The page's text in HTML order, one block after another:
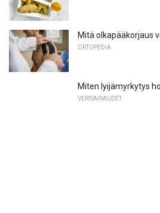
Mitä olkapääkorjaus
ORTOPEDIA
Miten lyijämyrkytys
VERISAIRAUDET